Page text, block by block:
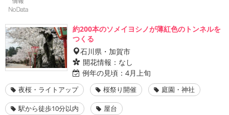
約200本のソメイヨシノが薄紅色のトンネルを
つくる
石川県・加賀市
開花情報： なし
例年の見頃： 4月上旬
夜桜・ライトアップ 桜祭り開催 庭園・神社
駅から徒歩10分以内 屋台